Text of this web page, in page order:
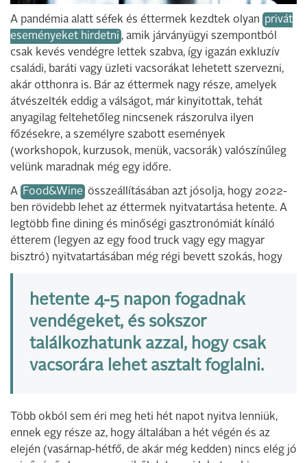
A pandémia alatt séfek és éttermek kezdtek olyan privát
eseményeket hirdetni , amik járványügyi szempontból
csak kevés vendégre lettek szabva, így igazán exkluzív
családi, baráti vagy üzleti vacsorákat lehetett szervezni,
akár otthonra is. Bár az éttermek nagy része, amelyek
átvészelték eddig a válságot, már kinyitottak, tehát
anyagilag feltehetőleg nincsenek rászorulva ilyen
főzésekre, a személyre szabott események
(workshopok, kurzusok, menük, vacsorák) valószínűleg
velünk maradnak még egy időre.
A Food&Wine összeállításában azt jósolja, hogy 2022-
ben rövidebb lehet az éttermek nyitvatartása hetente. A
legtöbb fine dining és minőségi gasztronómiát kínáló
étterem (legyen az egy food truck vagy egy magyar
bisztró) nyitvatartásában még régi bevett szokás, hogy
hetente 4-5 napon fogadnak
vendégeket, és sokszor
találkozhatunk azzal, hogy csak
vacsorára lehet asztalt foglalni.
Több okból sem éri meg heti hét napot nyitva lenniük,
ennek egy része az, hogy általában a hét végén és az
elején (vasárnap-hétfő, de akár még kedden) nincs elég jó